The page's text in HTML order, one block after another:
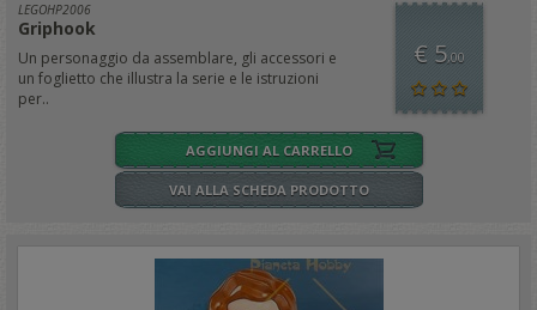
LEGOHP2006
Griphook
Un personaggio da assemblare, gli accessori e
un foglietto che illustra la serie e le istruzioni
per..
€ 5,00
AGGIUNGI AL CARRELLO
VAI ALLA SCHEDA PRODOTTO